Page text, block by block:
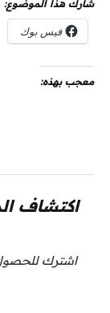
شارك هذا الموضوع:
فيس بوك
معجب بهذه:
اكتشاف
اشترك